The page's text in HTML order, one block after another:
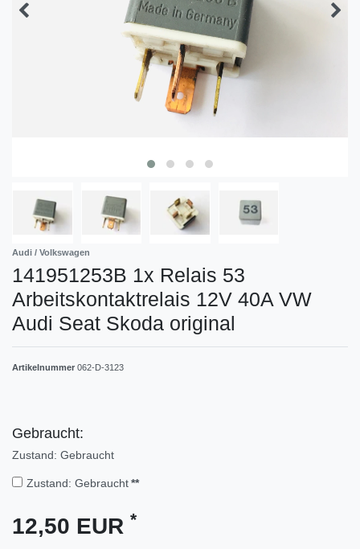
Audi / Volkswagen
141951253B 1x Relais 53
Arbeitskontaktrelais 12V 40A VW
Audi Seat Skoda original
Artikelnummer 062-D-3123
Gebraucht:
Zustand: Gebraucht
Zustand: Gebraucht **
12,50 EUR *